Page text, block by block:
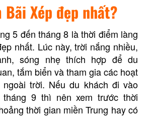
Bãi Xép đẹp nhất?
5 đến tháng 8 là thời điểm làng
nhất. Lúc này, trời nắng nhiều,
sóng nhẹ thích hợp để du
tắm biển và tham gia các hoạt
trời. Nếu du khách đi vào
9 thì nên xem trước thời
thời gian miền Trung hay có